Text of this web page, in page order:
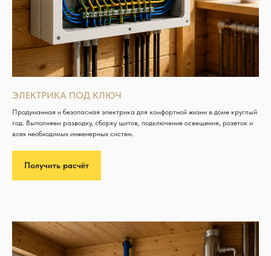
ЭЛЕКТРИКА ПОД КЛЮЧ
Продуманная и безопасная электрика для комфортной жизни в доме круглый
год. Выполняем разводку, сборку щитов, подключение освещения, розеток и
всех необходимых инженерных систем.
Получить расчёт